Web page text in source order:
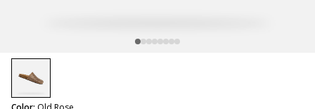
selected